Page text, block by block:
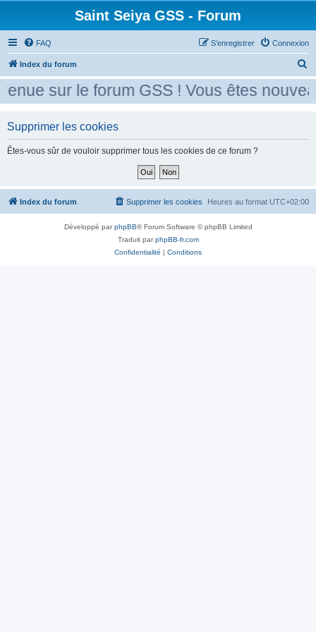
Saint Seiya GSS - Forum
FAQ Connexion
S’enregistrer
Index du forum
e
c
e
r
sur le forum GSS ! Vous êtes
Supprimer les cookies
Êtes-vous sûr de vouloir supprimer tous les cookies de ce forum ?
Index du forum Heures au format UTC+02:00
Supprimer les cookies
Développé parphpBB® Forum Software © phpBB Limited
Traduit parphpBB-fr.com
Confidentialité | Conditions